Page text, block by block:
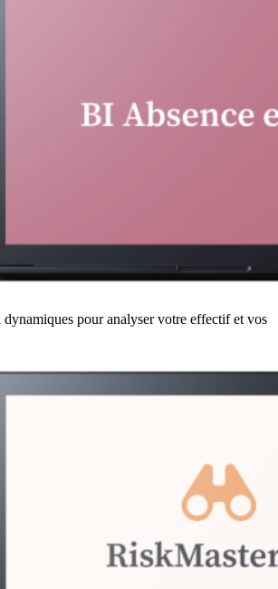
pour analyser votre effectif et vos